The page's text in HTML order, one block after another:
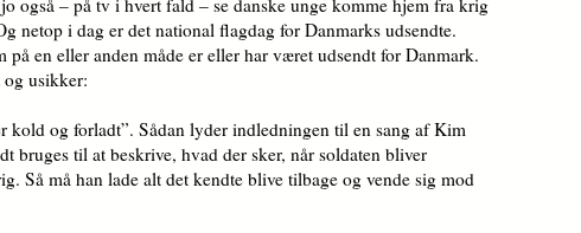
også – på tv i hvert fald – se danske unge komme hjem fra krig
netop i dag er det national flagdag for Danmarks udsendte.
på en eller anden måde er eller har været udsendt for Danmark.
og usikker:
kold og forladt”. Sådan lyder indledningen til en sang af Kim
bruges til at beskrive, hvad der sker, når soldaten bliver
Så må han lade alt det kendte blive tilbage og vende sig mod